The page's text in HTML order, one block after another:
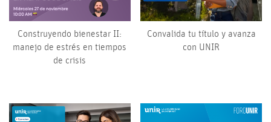
Construyendo bienestar II:
manejo de estrés en tiempos
de crisis
Convalida tu título y avanza
con UNIR